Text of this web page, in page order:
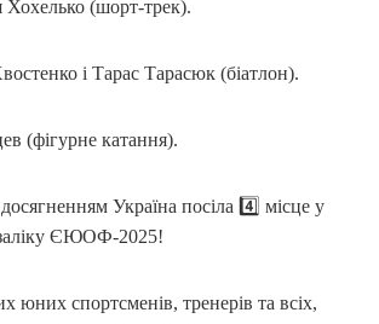
Хохелько (шорт-трек).
і Тарас Тарасюк (біатлон).
(фігурне катання).
Україна посіла 4️⃣ місце у
ЄЮОФ-2025!
юних спортсменів, тренерів та всіх,